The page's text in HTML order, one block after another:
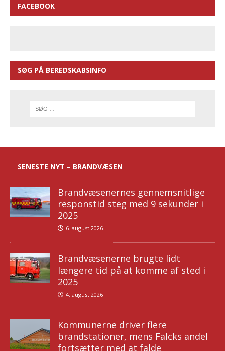
FACEBOOK
SØG PÅ BEREDSKABSINFO
SENESTE NYT – BRANDVÆSEN
Brandvæsenernes gennemsnitlige
responstid steg med 9 sekunder i
2025
6. august 2026
Brandvæsenerne brugte lidt
længere tid på at komme af sted i
2025
4. august 2026
Kommunerne driver flere
brandstationer, mens Falcks andel
fortsætter med at falde